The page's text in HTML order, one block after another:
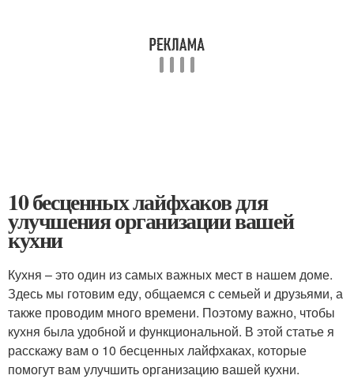
10 бесценных лайфхаков для
улучшения организации вашей
кухни
Кухня – это один из самых важных мест в нашем доме.
Здесь мы готовим еду, общаемся с семьей и друзьями, а
также проводим много времени. Поэтому важно, чтобы
кухня была удобной и функциональной. В этой статье я
расскажу вам о 10 бесценных лайфхаках, которые
помогут вам улучшить организацию вашей кухни.